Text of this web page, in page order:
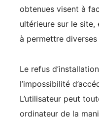
obtenues visent à
ultérieure sur le
à permettre
Le refus
l’impossibilité
L’utilisateur peut
ordinateur de la